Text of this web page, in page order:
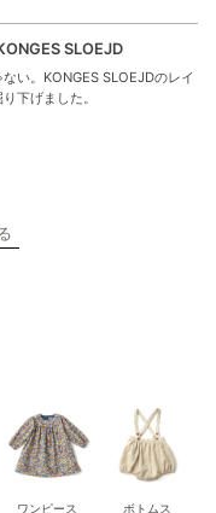
SLOEJD
い。KONGES SLOEJDのレイ
下げました。
ワンピース ボトムス